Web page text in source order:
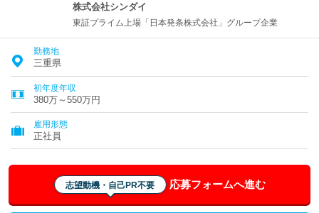
株式会社シンダイ
東証プライム上場「日本発条株式会社」グループ企業
勤務地
三重県
初年度年収
380万～550万円
雇用形態
正社員
志望動機・自己PR不要 応募フォームへ進む